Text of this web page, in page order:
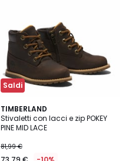
Saldi
TIMBERLAND
Stivaletti con lacci e zip POKEY
PINE MID LACE
81,99 €
5
/
5